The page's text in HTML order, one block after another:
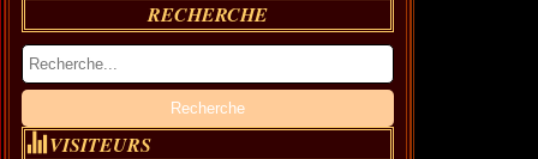
RECHERCHE
VISITEURS